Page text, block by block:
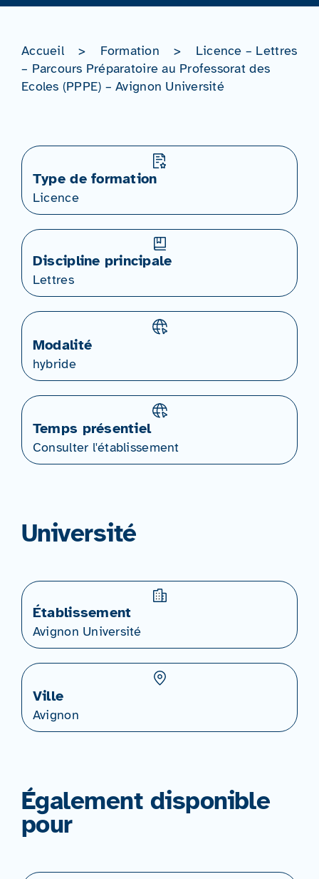
Accueil > Formation >
Licence – Lettres
– Parcours Préparatoire au Professorat des
Ecoles (PPPE) – Avignon Université
Type de formation
Licence
Discipline principale
Lettres
Modalité
hybride
Temps présentiel
Consulter l'établissement
Université
Établissement
Avignon Université
Ville
Avignon
Également disponible
pour